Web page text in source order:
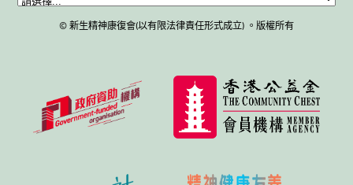
© 新生精神康復會(以有限法律責任形式成立) 。版權所有